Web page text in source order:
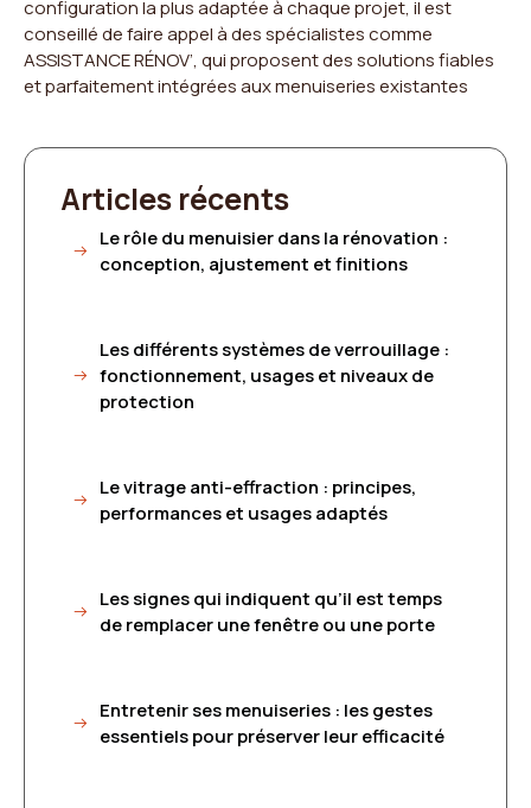
configuration la plus adaptée à chaque projet, il est
conseillé de faire appel à des spécialistes comme
ASSISTANCE RÉNOV’, qui proposent des solutions fiables
et parfaitement intégrées aux menuiseries existantes
Articles récents
Le rôle du menuisier dans la rénovation :
conception, ajustement et finitions
Les différents systèmes de verrouillage :
fonctionnement, usages et niveaux de
protection
Le vitrage anti-effraction : principes,
performances et usages adaptés
Les signes qui indiquent qu’il est temps
de remplacer une fenêtre ou une porte
Entretenir ses menuiseries : les gestes
essentiels pour préserver leur efficacité